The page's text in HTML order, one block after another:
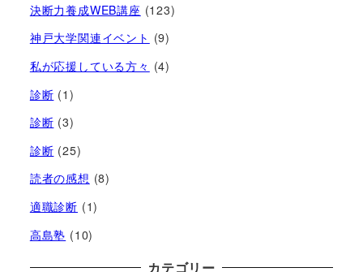
決断力養成WEB講座 (123)
神戸大学関連イベント (9)
私が応援している方々 (4)
診断 (1)
診断 (3)
診断 (25)
読者の感想 (8)
適職診断 (1)
高島塾 (10)
カテゴリー